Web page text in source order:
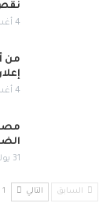
4 أغسطس, 2026
من
4 أغسطس, 2026
31 يوليو, 2026
السابق التالي 1 من 574